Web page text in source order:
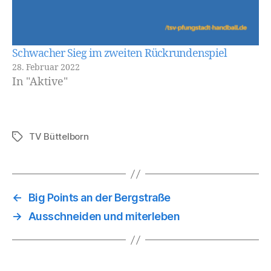
Schwacher Sieg im zweiten Rückrundenspiel
28. Februar 2022
In "Aktive"
Schlagwörter
TV Büttelborn
←
Big Points an der Bergstraße
→ Ausschneiden und miterleben